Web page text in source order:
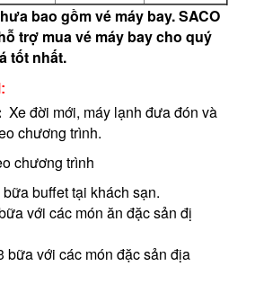
bao gồm vé máy bay. SACO
trợ mua vé máy bay cho quý
tốt nhất.
Xe đời mới, máy lạnh đưa đón và
chương trình.
chương trình
buffet tại khách sạn.
với các món ăn đặc sản đị
bữa với các món đặc sản địa